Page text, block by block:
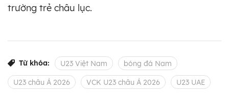
trường trẻ châu lục.
Từ khóa: U23 Việt Nam bóng đá Nam
U23 châu Á 2026 VCK U23 châu Á 2026 U23 UAE